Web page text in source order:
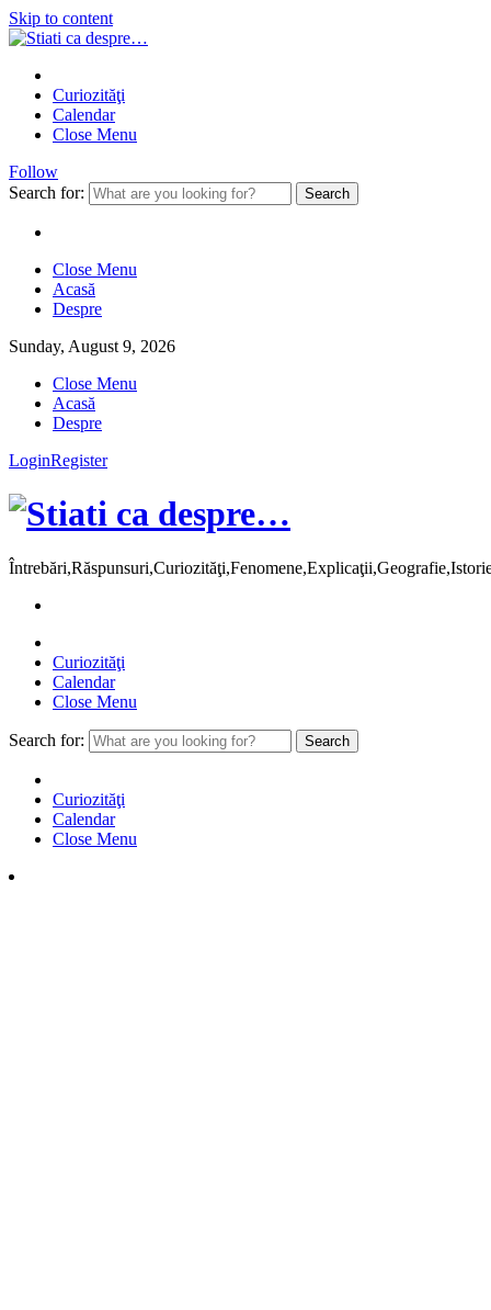
Skip to content
Curiozităţi
Calendar
Close Menu
Follow
Search for:
Close Menu
Acasă
Despre
Sunday, August 9, 2026
Close Menu
Acasă
Despre
LoginRegister
Curiozităţi
Calendar
Close Menu
Search for:
Curiozităţi
Calendar
Close Menu